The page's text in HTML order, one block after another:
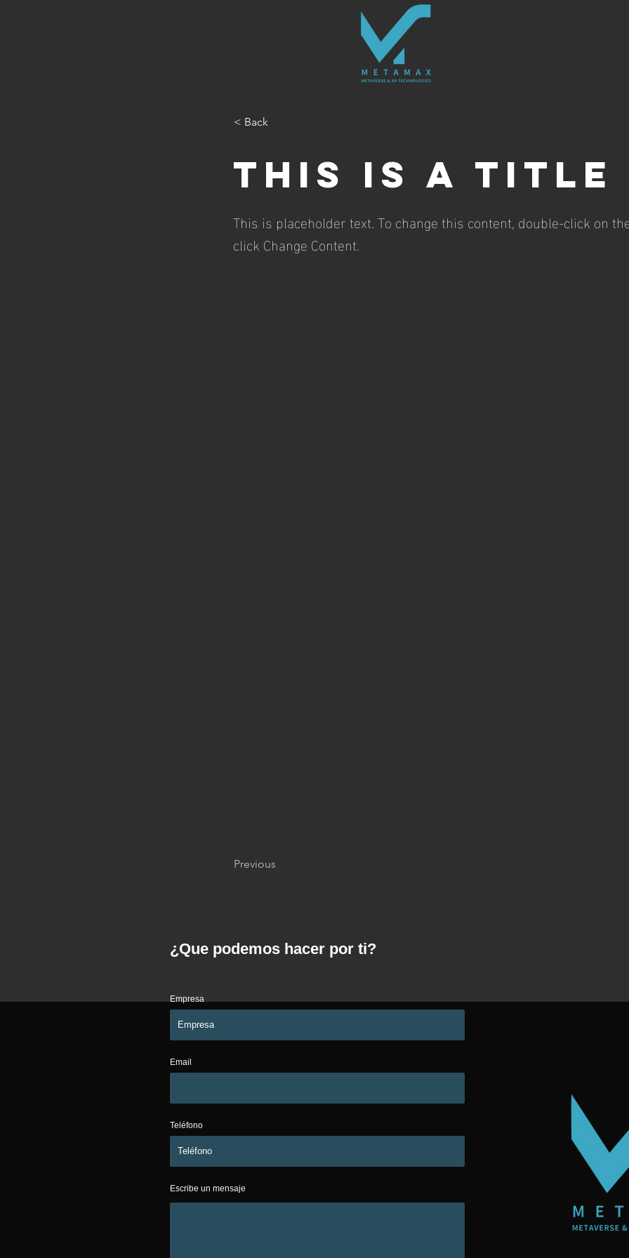
< Back
This is a Title
This is placeholder text. To change this content, double-click on
click Change Content.
Previous
¿Que podemos hacer por ti?
Empresa
Email
Teléfono
Escribe un mensaje